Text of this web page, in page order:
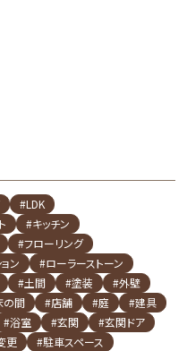
#LDK
#キッチン
#フローリング
ン
#ローラーストーン
#土間 #塗装
#外壁
の間 #店舗 #庭
#建具
#浴室 #玄関
#玄関ドア
更 #駐車スペース